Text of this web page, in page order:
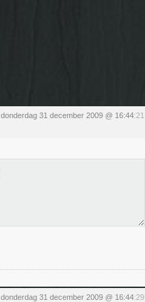
donderdag 31 december 2009 @ 16:44:21
donderdag 31 december 2009 @ 16:44:29